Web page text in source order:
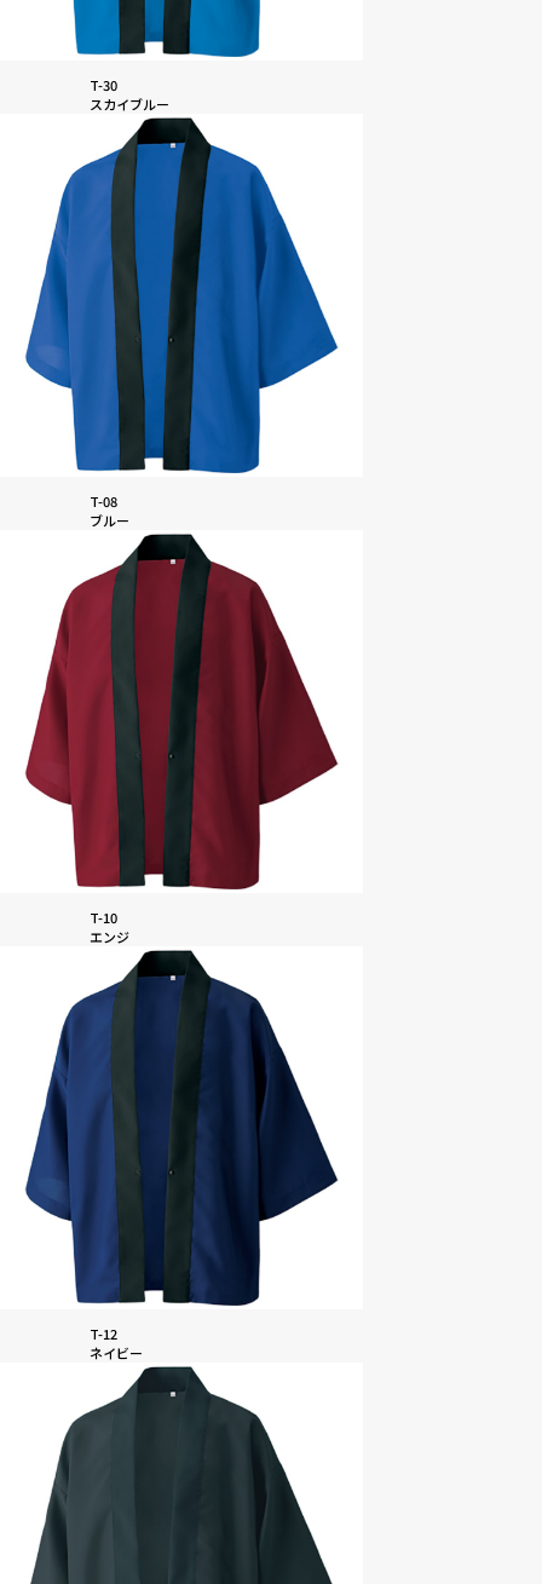
T-30
スカイブルー
T-08
ブルー
T-10
エンジ
T-12
ネイビー